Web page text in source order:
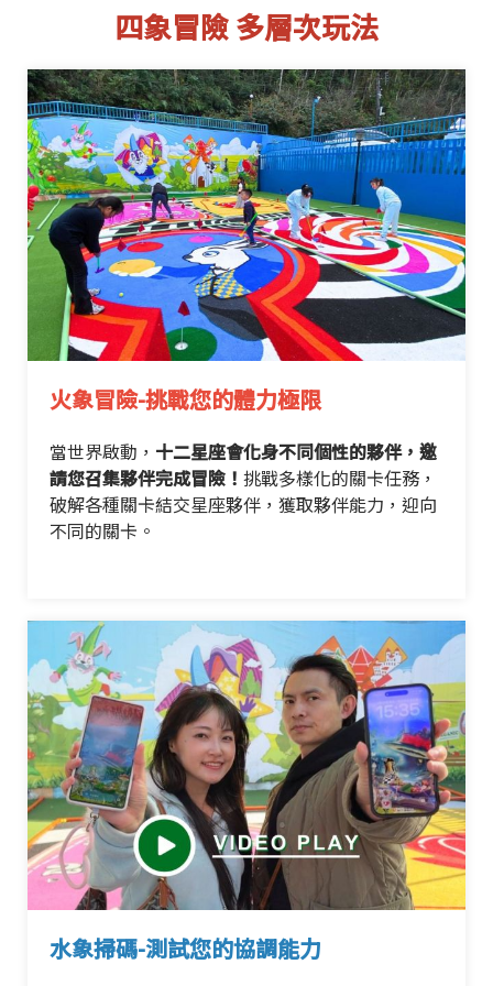
四象冒險 多層次玩法
火象冒險-挑戰您的體力極限
當世界啟動， 十二星座會化身不同個性的夥伴，邀
請您召集夥伴完成冒險！ 挑戰多樣化的關卡任務，
破解各種關卡結交星座夥伴，獲取夥伴能力，迎向
不同的關卡。
水象掃碼-測試您的協調能力